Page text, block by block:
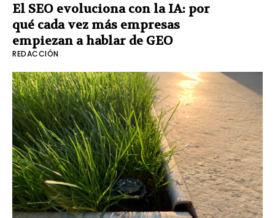
El SEO evoluciona con la IA: por
qué cada vez más empresas
empiezan a hablar de GEO
REDACCIÓN